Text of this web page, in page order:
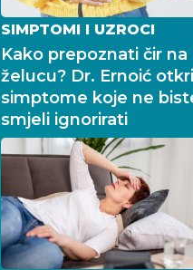
SIMPTOMI I UZROCI
Kako prepoznati čir na
želucu? Dr. Ernoić
simptome koje ne
smjeli ignorirati